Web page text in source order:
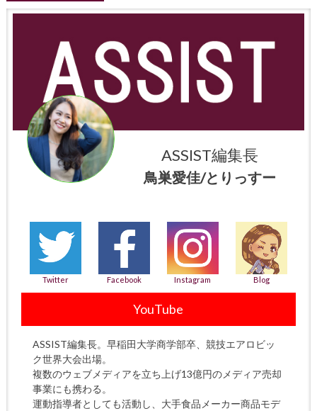
ASSIST編集長
鳥巣愛佳/とりっすー
Twitter Facebook Instagram Blog
YouTube
ASSIST編集長。早稲田大学商学部卒、競技エアロビッ
ク世界大会出場。
複数のウェブメディアを立ち上げ13億円のメディア売却
事業にも携わる。
運動指導者としても活動し、大手食品メーカー商品モデ